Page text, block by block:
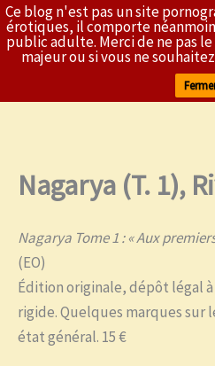
Ce blog n'est pas un site
érotiques, il comporte
public adulte. Merci de ne pas
majeur ou si vous ne
Aller
contenu
Nagarya (T. 1),
Nagarya Tome 1 : « Aux
(EO)
Édition originale, dépôt légal
rigide. Quelques marques sur
état général. 15 €